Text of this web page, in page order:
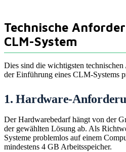
Technische
CLM-System
Dies sind die wichtigsten
der Einführung eines CLM-Systems
1. Hardware-
Der Hardwarebedarf hängt von der
der gewählten Lösung ab. Als
Systeme problemlos auf einem
mindestens 4 GB Arbeitsspeicher.